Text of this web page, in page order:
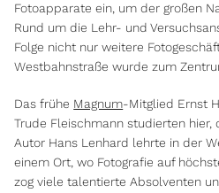
Fotoapparate ein, um der großen
Rund um die Lehr- und
Folge nicht nur weitere
Westbahnstraße wurde zum
Das frühe Magnum-Mitglied Ernst
Trude Fleischmann studierten
Autor Hans Lenhard lehrte in der
einem Ort, wo Fotografie auf
zog viele talentierte Absolventen